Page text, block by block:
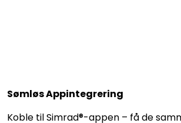
Sømløs Appintegrering
Koble til Simrad®-appen – få de